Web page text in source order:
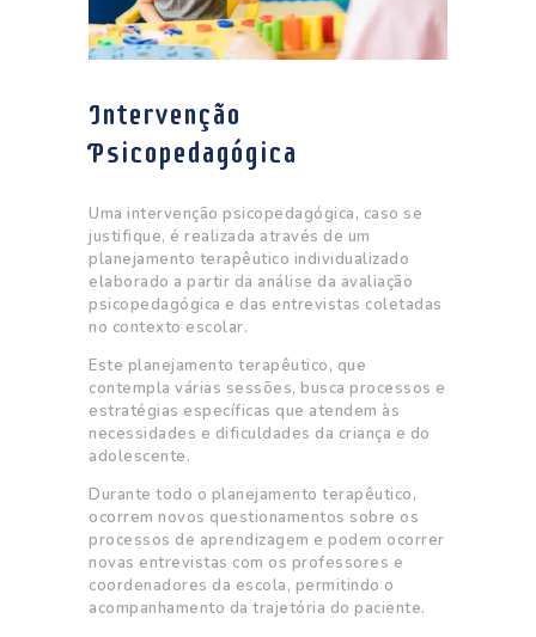
Intervenção
Psicopedagógica
Uma intervenção psicopedagógica, caso se
justifique, é realizada através de um
planejamento terapêutico individualizado
elaborado a partir da análise da avaliação
psicopedagógica e das entrevistas coletadas
no contexto escolar.
Este planejamento terapêutico, que
contempla várias sessões, busca processos e
estratégias específicas que atendem às
necessidades e dificuldades da criança e do
adolescente.
Durante todo o planejamento terapêutico,
ocorrem novos questionamentos sobre os
processos de aprendizagem e podem ocorrer
novas entrevistas com os professores e
coordenadores da escola, permitindo o
acompanhamento da trajetória do paciente.